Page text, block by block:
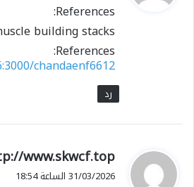
ل
References:
building stacks
References:
chandaenf6612
رد
ي
ق
www.skwcf.top
31/03/2026 الساعة 18:54